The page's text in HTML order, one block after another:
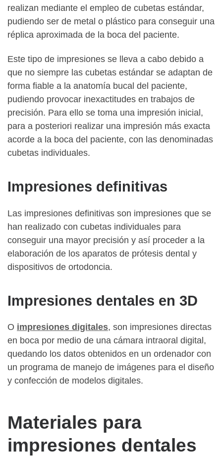
realizan mediante el empleo de cubetas estándar,
pudiendo ser de metal o plástico para conseguir una
réplica aproximada de la boca del paciente.
Este tipo de impresiones se lleva a cabo debido a
que no siempre las cubetas estándar se adaptan de
forma fiable a la anatomía bucal del paciente,
pudiendo provocar inexactitudes en trabajos de
precisión. Para ello se toma una impresión inicial,
para a posteriori realizar una impresión más exacta
acorde a la boca del paciente, con las denominadas
cubetas individuales.
Impresiones definitivas
Las impresiones definitivas son impresiones que se
han realizado con cubetas individuales para
conseguir una mayor precisión y así proceder a la
elaboración de los aparatos de prótesis dental y
dispositivos de ortodoncia.
Impresiones dentales en 3D
O impresiones digitales, son impresiones directas
en boca por medio de una cámara intraoral digital,
quedando los datos obtenidos en un ordenador con
un programa de manejo de imágenes para el diseño
y confección de modelos digitales.
Materiales para
impresiones dentales